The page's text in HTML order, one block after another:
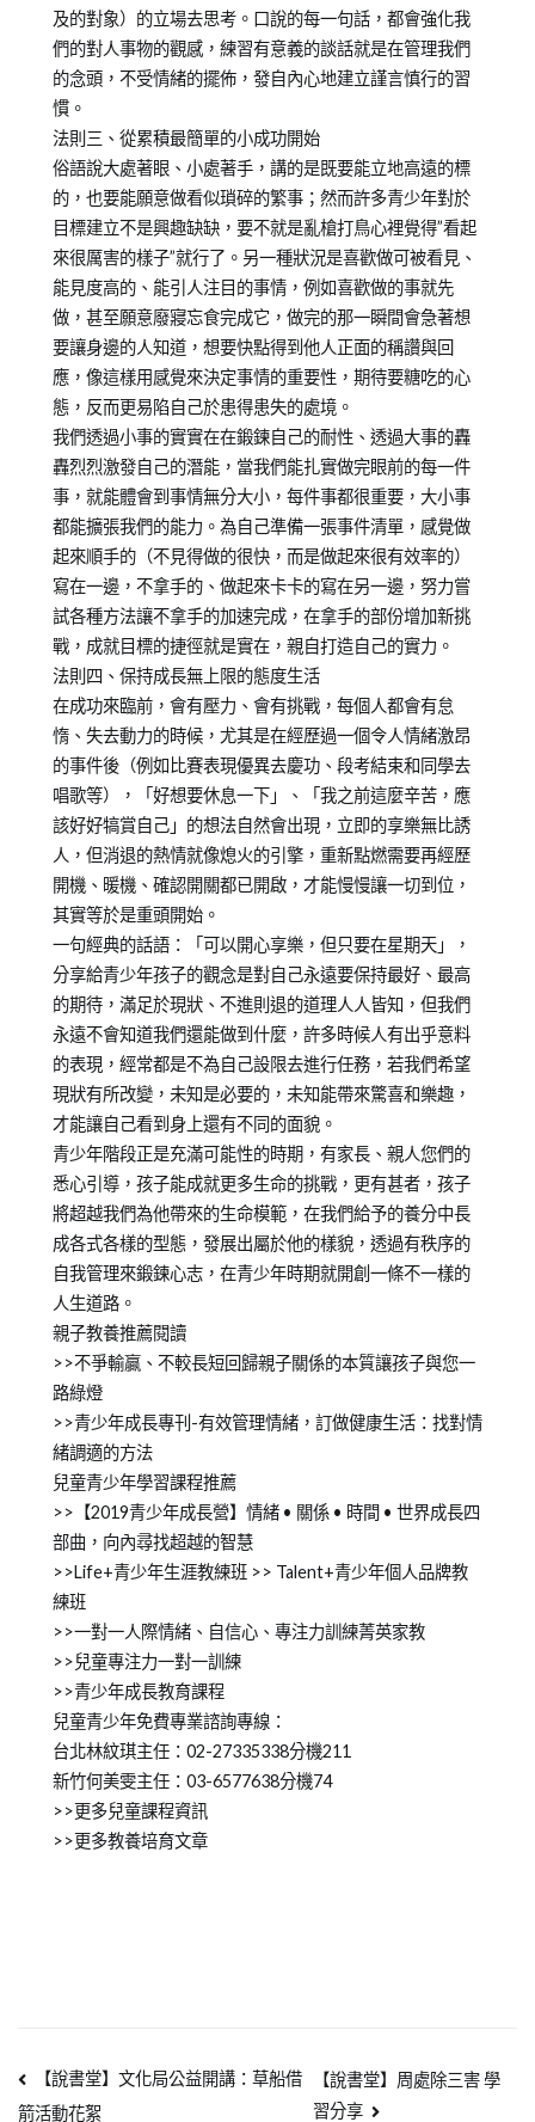
及的對象）的立場去思考。口說的每一句話，都會強化我
們的對人事物的觀感，練習有意義的談話就是在管理我們
的念頭，不受情緒的擺佈，發自內心地建立謹言慎行的習
慣。
法則三、從累積最簡單的小成功開始
俗語說大處著眼、小處著手，講的是既要能立地高遠的標
的，也要能願意做看似瑣碎的繁事；然而許多青少年對於
目標建立不是興趣缺缺，要不就是亂槍打鳥心裡覺得”看起
來很厲害的樣子”就行了。另一種狀況是喜歡做可被看見、
能見度高的、能引人注目的事情，例如喜歡做的事就先
做，甚至願意廢寢忘食完成它，做完的那一瞬間會急著想
要讓身邊的人知道，想要快點得到他人正面的稱讚與回
應，像這樣用感覺來決定事情的重要性，期待要糖吃的心
態，反而更易陷自己於患得患失的處境。
我們透過小事的實實在在鍛鍊自己的耐性、透過大事的轟
轟烈烈激發自己的潛能，當我們能扎實做完眼前的每一件
事，就能體會到事情無分大小，每件事都很重要，大小事
都能擴張我們的能力。為自己準備一張事件清單，感覺做
起來順手的（不見得做的很快，而是做起來很有效率的）
寫在一邊，不拿手的、做起來卡卡的寫在另一邊，努力嘗
試各種方法讓不拿手的加速完成，在拿手的部份增加新挑
戰，成就目標的捷徑就是實在，親自打造自己的實力。
法則四、保持成長無上限的態度生活
在成功來臨前，會有壓力、會有挑戰，每個人都會有怠
惰、失去動力的時候，尤其是在經歷過一個令人情緒激昂
的事件後（例如比賽表現優異去慶功、段考結束和同學去
唱歌等），「好想要休息一下」、「我之前這麼辛苦，應
該好好犒賞自己」的想法自然會出現，立即的享樂無比誘
人，但消退的熱情就像熄火的引擎，重新點燃需要再經歷
開機、暖機、確認開關都已開啟，才能慢慢讓一切到位，
其實等於是重頭開始。
一句經典的話語：「可以開心享樂，但只要在星期天」，
分享給青少年孩子的觀念是對自己永遠要保持最好、最高
的期待，滿足於現狀、不進則退的道理人人皆知，但我們
永遠不會知道我們還能做到什麼，許多時候人有出乎意料
的表現，經常都是不為自己設限去進行任務，若我們希望
現狀有所改變，未知是必要的，未知能帶來驚喜和樂趣，
才能讓自己看到身上還有不同的面貌。
青少年階段正是充滿可能性的時期，有家長、親人您們的
悉心引導，孩子能成就更多生命的挑戰，更有甚者，孩子
將超越我們為他帶來的生命模範，在我們給予的養分中長
成各式各樣的型態，發展出屬於他的樣貌，透過有秩序的
自我管理來鍛鍊心志，在青少年時期就開創一條不一樣的
人生道路。
親子教養推薦閱讀
>>不爭輸贏、不較長短回歸親子關係的本質讓孩子與您一
路綠燈
>>青少年成長專刊-有效管理情緒，訂做健康生活：找對情
緒調適的方法
兒童青少年學習課程推薦
>>【2019青少年成長營】情緒 • 關係 • 時間 • 世界成長四
部曲，向內尋找超越的智慧
>>Life+青少年生涯教練班 >> Talent+青少年個人品牌教
練班
>>一對一人際情緒、自信心、專注力訓練菁英家教
>>兒童專注力一對一訓練
>>青少年成長教育課程
兒童青少年免費專業諮詢專線：
台北林紋琪主任：02-27335338分機211
新竹何美雯主任：03-6577638分機74
>>更多兒童課程資訊
>>更多教養培育文章
【說書堂】文化局公益開講：草船借
箭活動花絮
【說書堂】周處除三害 學
習分享